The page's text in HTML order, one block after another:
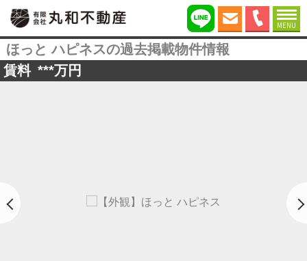
MENU
ほっと ハピネスの過去掲載物件情報
賃料 ***万円